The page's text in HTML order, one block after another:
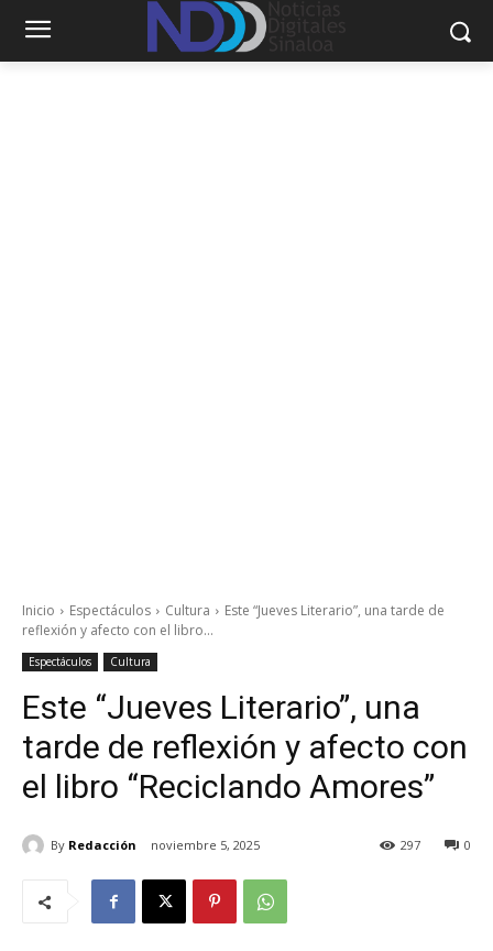
Inicio Espectáculos Cultura
Este “Jueves Literario”, una tarde de
reflexión y afecto con el libro...
Espectáculos Cultura
Este “Jueves Literario”, una
tarde de reflexión y afecto con
el libro “Reciclando Amores”
By Redacción noviembre 5, 2025 0
297